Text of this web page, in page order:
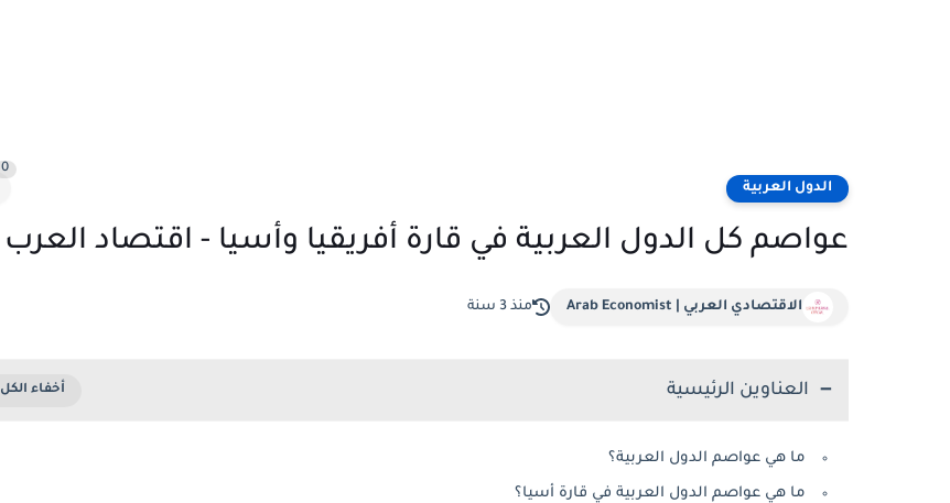
الدول العربية
0
عواصم كل الدول العربية في قارة أفريقيا وأسيا - اقتصاد العرب
الاقتصادي العربي | Arab Economist منذ 3 سنة
العناوين الرئيسية
ما هي عواصم الدول العربية؟
ما هي عواصم الدول العربية في قارة أسيا؟